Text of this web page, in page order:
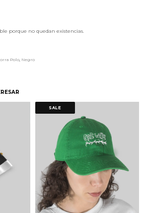
porque no quedan existencias.
Polo Negro
SALE